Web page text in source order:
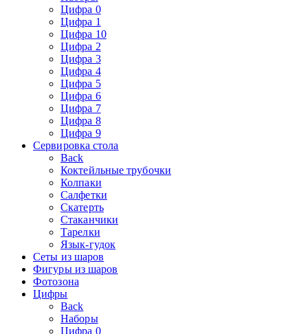
Цифра 0
Цифра 1
Цифра 10
Цифра 2
Цифра 3
Цифра 4
Цифра 5
Цифра 6
Цифра 7
Цифра 8
Цифра 9
Сервировка стола
Back
Коктейльные трубочки
Колпаки
Салфетки
Скатерть
Стаканчики
Тарелки
Язык-гудок
Сеты из шаров
Фигуры из шаров
Фотозона
Цифры
Back
Наборы
Цифра 0